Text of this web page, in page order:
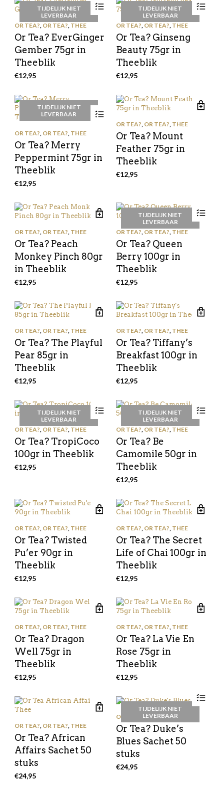
TIJDELIJK NIET
LEVERBAAR
OR TEA?, OR TEA?, THEE
Or Tea? EverGinger
Gember 75gr in
Theeblik
€12,95
TIJDELIJK NIET
LEVERBAAR
OR TEA?, OR TEA?, THEE
Or Tea? Ginseng
Beauty 75gr in
Theeblik
€12,95
TIJDELIJK NIET
LEVERBAAR
OR TEA?, OR TEA?, THEE
Or Tea? Merry
Peppermint 75gr in
Theeblik
€12,95
OR TEA?, OR TEA?, THEE
Or Tea? Mount
Feather 75gr in
Theeblik
€12,95
OR TEA?, OR TEA?, THEE
Or Tea? Peach
Monkey Pinch 80gr
in Theeblik
€12,95
TIJDELIJK NIET
LEVERBAAR
OR TEA?, OR TEA?, THEE
Or Tea? Queen
Berry 100gr in
Theeblik
€12,95
OR TEA?, OR TEA?, THEE
Or Tea? The Playful
Pear 85gr in
Theeblik
€12,95
OR TEA?, OR TEA?, THEE
Or Tea? Tiffany’s
Breakfast 100gr in
Theeblik
€12,95
TIJDELIJK NIET
LEVERBAAR
OR TEA?, OR TEA?, THEE
Or Tea? TropiCoco
100gr in Theeblik
€12,95
TIJDELIJK NIET
LEVERBAAR
OR TEA?, OR TEA?, THEE
Or Tea? Be
Camomile 50gr in
Theeblik
€12,95
OR TEA?, OR TEA?, THEE
Or Tea? Twisted
Pu’er 90gr in
Theeblik
€12,95
OR TEA?, OR TEA?, THEE
Or Tea? The Secret
Life of Chai 100gr in
Theeblik
€12,95
OR TEA?, OR TEA?, THEE
Or Tea? Dragon
Well 75gr in
Theeblik
€12,95
OR TEA?, OR TEA?, THEE
Or Tea? La Vie En
Rose 75gr in
Theeblik
€12,95
OR TEA?, OR TEA?, THEE
Or Tea? African
Affairs Sachet 50
stuks
€24,95
TIJDELIJK NIET
LEVERBAAR
OR TEA? ,OR TEA?,THEE
Or Tea? Duke’s
Blues Sachet 50
stuks
€24,95